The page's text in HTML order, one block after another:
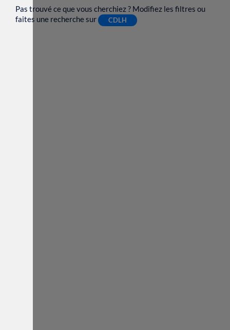
Pas trouvé ce que vous cherchiez ? Modifiez les filtres ou
faites une recherche sur
CDLH